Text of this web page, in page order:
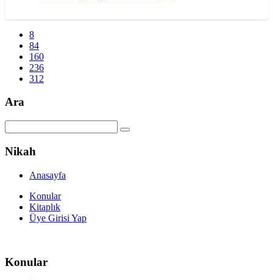
8
84
160
236
312
Ara
Nikah
Anasayfa
Konular
Kitaplık
Üye Girisi Yap
Konular